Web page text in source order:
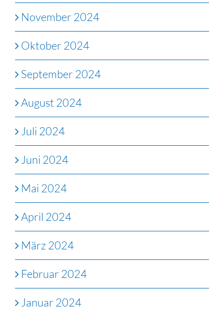
November 2024
Oktober 2024
September 2024
August 2024
Juli 2024
Juni 2024
Mai 2024
April 2024
März 2024
Februar 2024
Januar 2024